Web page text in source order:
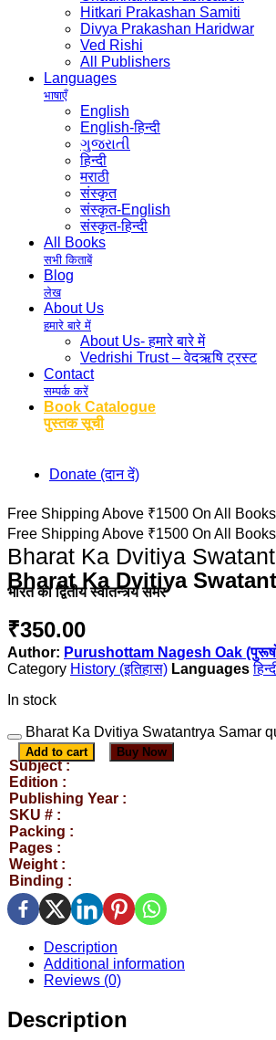
Hitkari Prakashan Samiti
Divya Prakashan Haridwar
Ved Rishi
All Publishers
Languages
भाषाएँ
English
English-हिन्दी
ગુજરાતી
हिन्दी
मराठी
संस्कृत
संस्कृत-English
संस्कृत-हिन्दी
All Books
सभी किताबें
Blog
लेख
About Us
हमारे बारे में
About Us- हमारे बारे में
Vedrishi Trust – वेदऋषि ट्रस्ट
Contact
सम्पर्क करें
Book Catalogue
पुस्तक सूची
Donate (दान दें)
Free Shipping Above ₹1500 On All Books |
Free Shipping Above ₹1500 On All Books |
Bharat Ka Dvitiya
भारत का द्वितीय स्वातन्त्र्य समर
Bharat Ka Dvitiya
₹350.00
Author: Purushottam Nagesh Oak
Category History (इतिहास)
In stock
Bharat Ka Dvitiya Swatantrya Samar
Add to cart Buy Now
Subject :
Edition :
Publishing Year :
SKU # :
Packing :
Pages :
Weight :
Binding :
Description
Additional information
Reviews (0)
Description